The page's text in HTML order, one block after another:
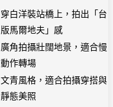
穿白洋裝站橋上，拍出「台
版馬爾地夫」感
廣角拍攝壯闊地景，適合慢
動作轉場
文青風格，適合拍攝穿搭與
靜態美照